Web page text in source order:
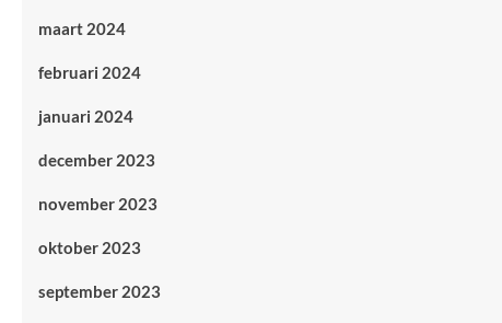
maart 2024
februari 2024
januari 2024
december 2023
november 2023
oktober 2023
september 2023